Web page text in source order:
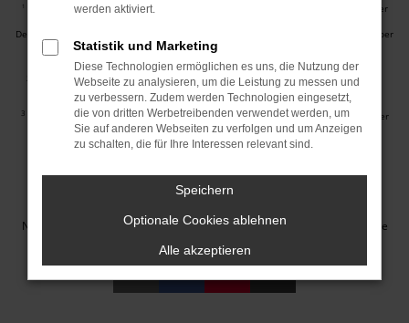
1
Ehemaliger Neupreis (Unverbindliche Preisempfehlung des Herstellers am Tag der
Der errechnete Preisvorteil sowie die angegebene Ersparnis errechnet sich gegenüber
der ehemaligen unverbindlichen Preisempfehlung des Herstellers am Tag der
Erstzulassung (Neupreis).
2
Hierbei handelt es sich um ein Finanzierungs-Angebot. Preise sind Bruttopreise.
Irrtümer vorbehalten.
3
Hierbei handelt es sich um ein Leasing-Angebot. Preise sind Bruttopreise. Irrtümer
vorbehalten.
Cookie Einstellungen
Neustadt/Vogtland | info@autohausjakob.de |Webdesign by audaris.de
werden aktiviert.
Statistik und Marketing
Diese Technologien ermöglichen es uns, die Nutzung der
Webseite zu analysieren, um die Leistung zu messen und
zu verbessern. Zudem werden Technologien eingesetzt,
die von dritten Werbetreibenden verwendet werden, um
Sie auf anderen Webseiten zu verfolgen und um Anzeigen
zu schalten, die für Ihre Interessen relevant sind.
Speichern
Optionale Cookies ablehnen
Alle akzeptieren